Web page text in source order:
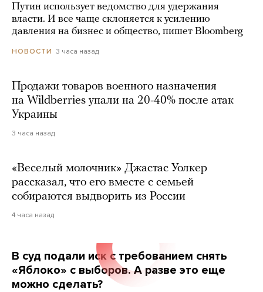
Путин использует ведомство для удержания
власти. И все чаще склоняется к усилению
давления на бизнес и общество, пишет Bloomberg
НОВОСТИ 3 часа назад
Продажи товаров военного назначения
на Wildberries упали на 20-40% после атак
Украины
3 часа назад
«Веселый молочник» Джастас Уолкер
рассказал, что его вместе с семьей
собираются выдворить из России
4 часа назад
В суд подали иск с требованием снять
«Яблоко» с выборов. А разве это еще
можно сделать?